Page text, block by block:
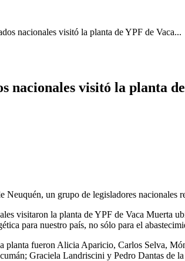
nacionales visitó la planta de YPF de Vaca...
nacionales visitó la planta
Neuquén, un grupo de legisladores
visitaron la planta de YPF de Vaca Muerta
para nuestro país, no sólo para el
planta fueron Alicia Aparicio, Carlos Selva,
Graciela Landriscini y Pedro Dantas